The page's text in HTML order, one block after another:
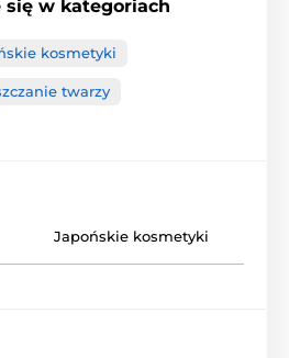
w kategoriach
kosmetyki
twarzy
Japońskie kosmetyki